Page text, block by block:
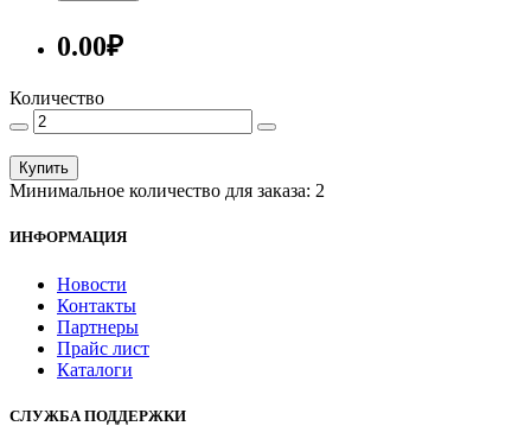
0.00₽
Количество
Купить
Минимальное количество для заказа: 2
ИНФОРМАЦИЯ
Новости
Контакты
Партнеры
Прайс лист
Каталоги
СЛУЖБА ПОДДЕРЖКИ